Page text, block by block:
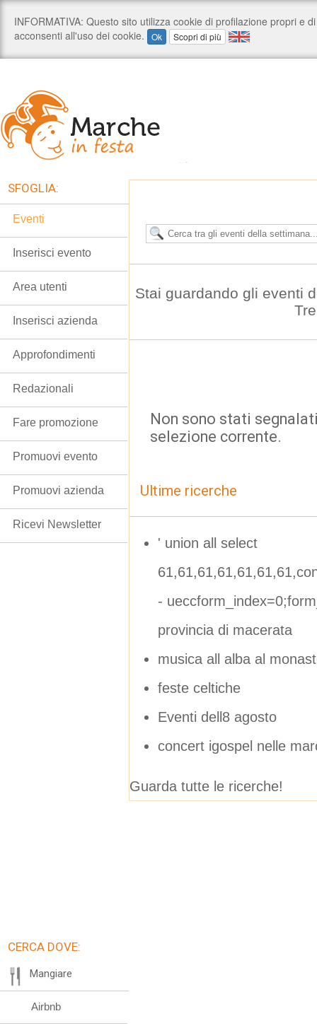
Stai guardando gli eventi
Non sono stati
selezione corrente.
Ultime ricerche
' union all select
-
provincia di macerata
musica all alba al
feste celtiche
Eventi dell8 agosto
concert igospel nelle
Guarda tutte le ricerche!
SFOGLIA:
Eventi
Inserisci evento
Area utenti
Inserisci azienda
Approfondimenti
Redazionali
Fare promozione
Promuovi evento
Promuovi azienda
Ricevi Newsletter
CERCA DOVE:
Mangiare
Airbnb